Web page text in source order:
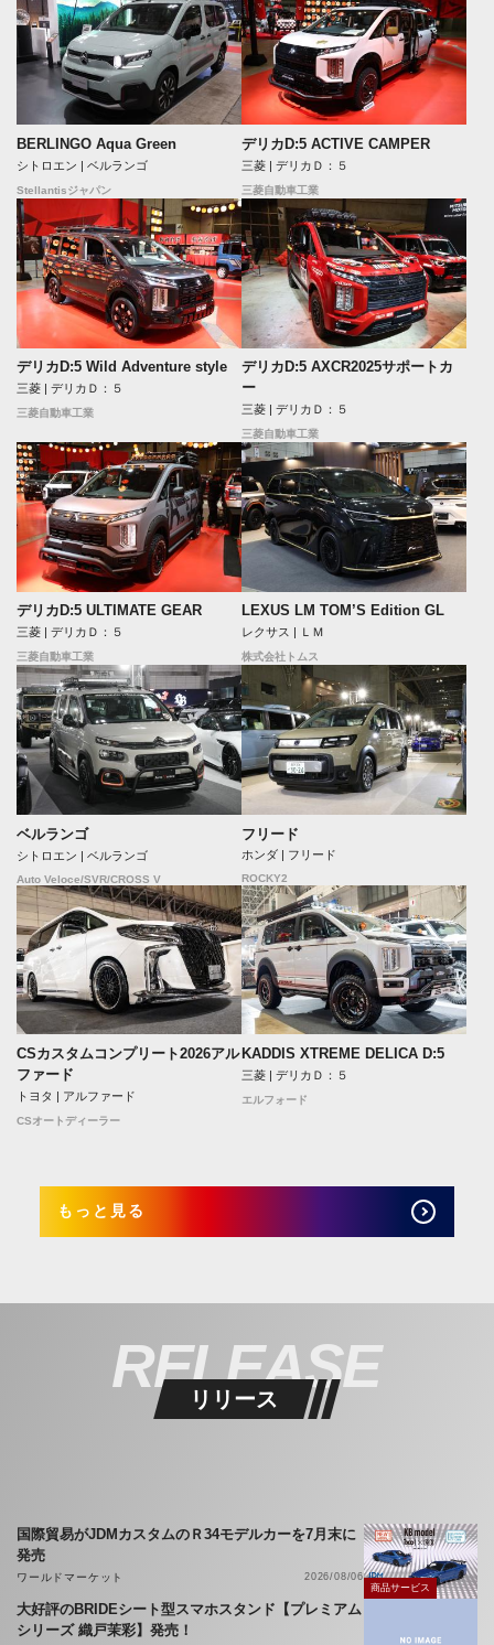
BERLINGO Aqua Green
シトロエン | ベルランゴ
Stellantisジャパン
デリカD:5 ACTIVE CAMPER
三菱 | デリカＤ：５
三菱自動車工業
デリカD:5 Wild Adventure style
三菱 | デリカＤ：５
三菱自動車工業
デリカD:5 AXCR2025サポートカ
ー
三菱 | デリカＤ：５
三菱自動車工業
デリカD:5 ULTIMATE GEAR
三菱 | デリカＤ：５
三菱自動車工業
LEXUS LM TOM’S Edition GL
レクサス | ＬＭ
株式会社トムス
ベルランゴ
シトロエン | ベルランゴ
Auto Veloce/SVR/CROSS V
フリード
ホンダ | フリード
ROCKY2
CSカスタムコンプリート2026アル
ファード
トヨタ | アルファード
CSオートディーラー
KADDIS XTREME DELICA D:5
三菱 | デリカＤ：５
エルフォード
もっと見る
RELEASE
リリース
国際貿易がJDMカスタムのＲ34モデルカーを7月末に
発売
ワールドマーケット
2026/08/06
商品サービス
大好評のBRIDEシート型スマホスタンド【プレミアム
シリーズ 織戸茉彩】発売！